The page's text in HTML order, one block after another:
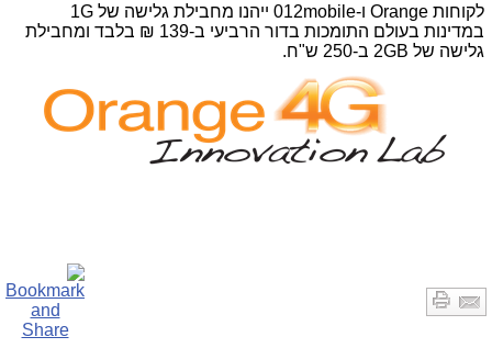
לקוחות Orange ו-012mobile ייהנו מחבילת גלישה של 1G
במדינות בעולם התומכות בדור הרביעי ב-139 ₪ בלבד ומחבילת
גלישה של 2GB ב-250 ש"ח.